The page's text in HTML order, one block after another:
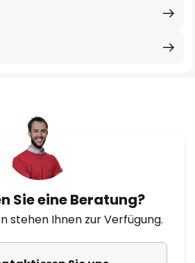
Sie eine Beratung?
stehen Ihnen zur Verfügung.